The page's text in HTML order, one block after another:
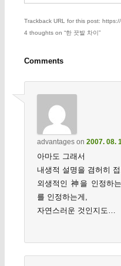
Trackback URL for this post:
4 thoughts on “한 끗발 차이”
Comments
advantageson 2007. 08.
아마도 그래서
내생적 설명을 겸허히
외생적인 神을 인정하
를 인정하는게,
자연스러운 것인지도…